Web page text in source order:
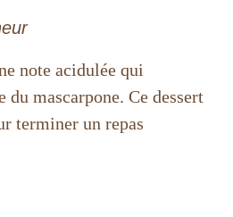
note acidulée qui
mascarpone. Ce dessert
terminer un repas